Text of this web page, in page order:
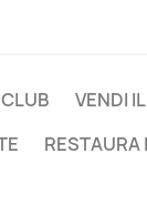
VENDI
RESTAURA